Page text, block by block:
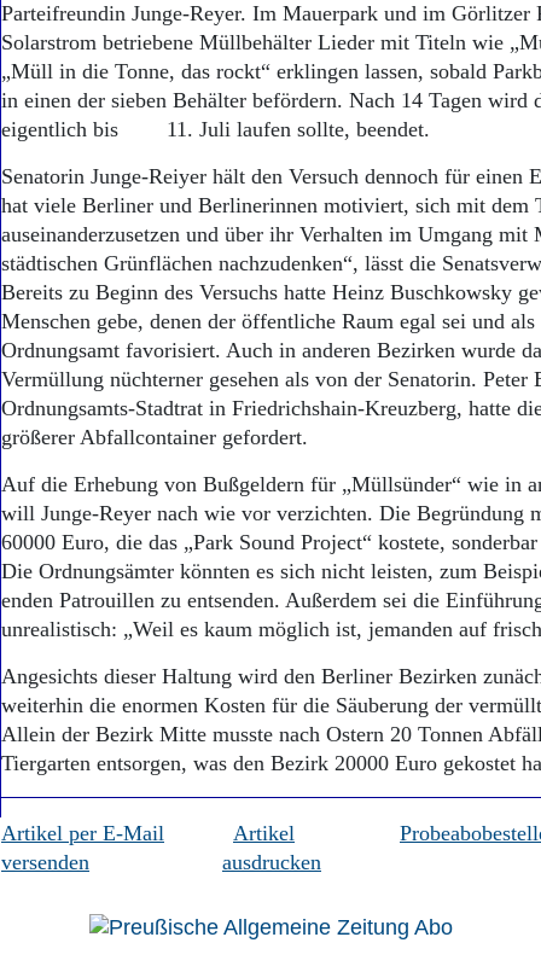
Start
Wer wir sind
Aktuelle Ausgabe
Abonnenten-Login
Abonnent werden
Abo Prämien
Archiv
Mediadaten
Kontakt
Impressum
Datenschutz
Parteifreundin Junge-Reyer. Im Mauerpark und im Görlitzer
Solarstrom betriebene Müllbehälter Lieder mit Titeln wie
„Müll in die Tonne, das rockt“ erklingen lassen, sobald
in einen der sieben Behälter befördern. Nach 14 Tagen wird
eigentlich bis 11. Juli laufen sollte, beendet.
Senatorin Junge-Reiyer hält den Versuch dennoch für einen
hat viele Berliner und Berlinerinnen motiviert, sich mit dem
auseinanderzusetzen und über ihr Verhalten im Umgang mit
städtischen Grünflächen nachzudenken“, lässt die
Bereits zu Beginn des Versuchs hatte Heinz Buschkowsky
Menschen gebe, denen der öffentliche Raum egal sei und
Ordnungsamt favorisiert. Auch in anderen Bezirken wurde
Vermüllung nüchterner gesehen als von der Senatorin. Peter
Ordnungsamts-Stadtrat in Fried­richshain-Kreuzberg, hatte
größerer Abfallcontainer gefordert.
Auf die Erhebung von Bußgeldern für „Müllsünder“ wie in
will Junge-Reyer nach wie vor verzichten. Die Begründung
60000 Euro, die das „Park Sound Project“ kostete,
Die Ordnungsämter könnten es sich nicht leisten, zum
enden Patrouillen zu entsenden. Außerdem sei die
unrealistisch: „Weil es kaum möglich ist, jemanden auf
Angesichts dieser Haltung wird den Berliner Bezirken
weiterhin die enormen Kosten für die Säuberung der
Allein der Bezirk Mitte musste nach Ostern 20 Tonnen
Tiergarten entsorgen, was den Bezirk 20000 Euro
Artikel per E-Mail
versenden
Artikel
ausdrucken